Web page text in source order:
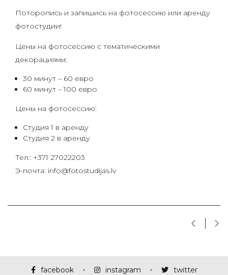
Поторопись и запишись на фотосессию или аренду
фотостудии!
Цены на фотосессию с тематическими
декорациями:
30 минут – 60 евро
60 минут – 100 евро
Цены на фотосессию:
Студия 1 в аренду
Студия 2 в аренду
Тел.: +371 27022203
Э-почта: info@fotostudijas.lv
facebook instagram
twitter